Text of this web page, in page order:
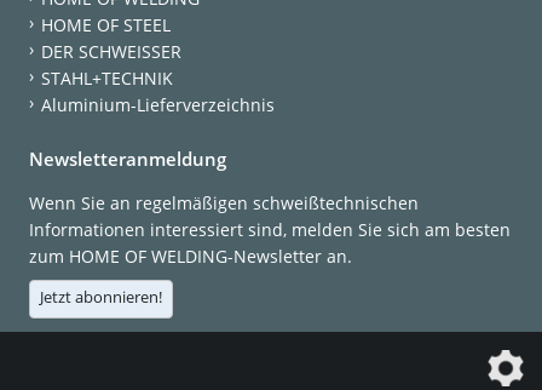
HOME OF STEEL
DER SCHWEISSER
STAHL+TECHNIK
Aluminium-Lieferverzeichnis
Newsletteranmeldung
Wenn Sie an regelmäßigen schweißtechnischen
Informationen interessiert sind, melden Sie sich am besten
zum HOME OF WELDING-Newsletter an.
Jetzt abonnieren!